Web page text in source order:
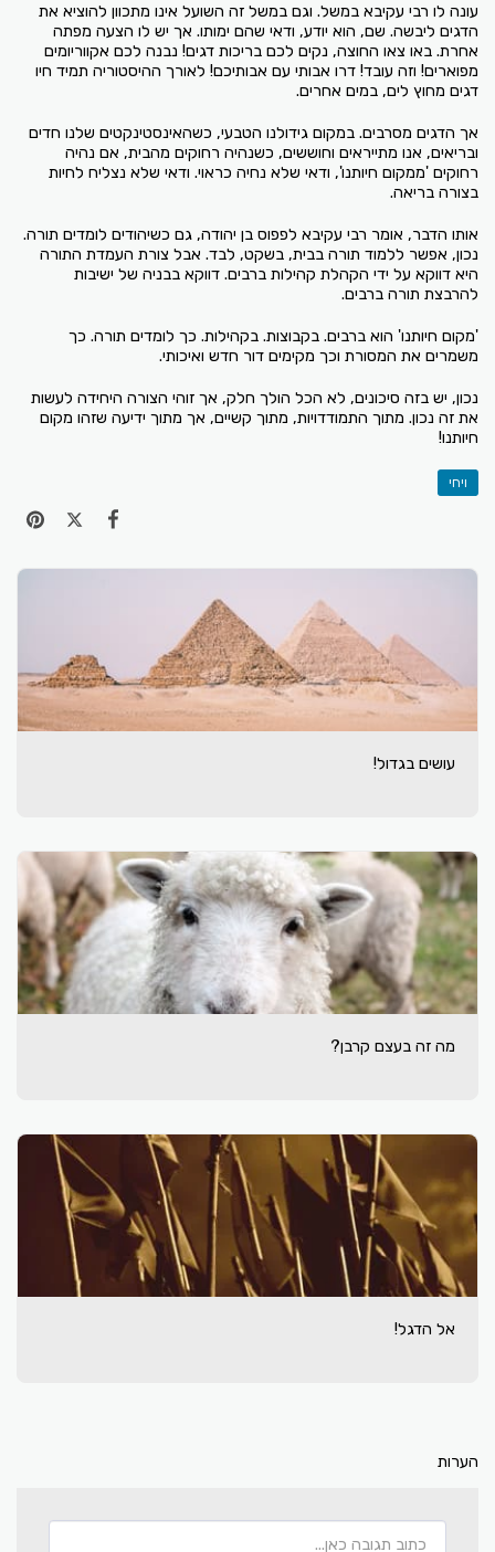
עונה לו רבי עקיבא במשל. וגם במשל זה השועל אינו מתכוון להוציא את
הדגים ליבשה. שם, הוא יודע, ודאי שהם ימותו. אך יש לו הצעה מפתה
אחרת. באו צאו החוצה, נקים לכם בריכות דגים! נבנה לכם אקווריומים
מפוארים! וזה עובד! דרו אבותי עם אבותיכם! לאורך ההיסטוריה תמיד חיו
דגים מחוץ לים, במים אחרים.
אך הדגים מסרבים. במקום גידולנו הטבעי, כשהאינסטינקטים שלנו חדים
ובריאים, אנו מתייראים וחוששים, כשנהיה רחוקים מהבית, אם נהיה
רחוקים 'ממקום חיותנו', ודאי שלא נחיה כראוי. ודאי שלא נצליח לחיות
בצורה בריאה.
אותו הדבר, אומר רבי עקיבא לפפוס בן יהודה, גם כשיהודים לומדים תורה.
נכון, אפשר ללמוד תורה בבית, בשקט, לבד. אבל צורת העמדת התורה
היא דווקא על ידי הקהלת קהילות ברבים. דווקא בבניה של ישיבות
להרבצת תורה ברבים.
'מקום חיותנו' הוא ברבים. בקבוצות. בקהילות. כך לומדים תורה. כך
משמרים את המסורת וכך מקימים דור חדש ואיכותי.
נכון, יש בזה סיכונים, לא הכל הולך חלק, אך זוהי הצורה היחידה לעשות
את זה נכון. מתוך התמודדויות, מתוך קשיים, אך מתוך ידיעה שזהו מקום
חיותנו!
ויחי
עושים בגדול!
מה זה בעצם קרבן?
אל הדגל!
הערות